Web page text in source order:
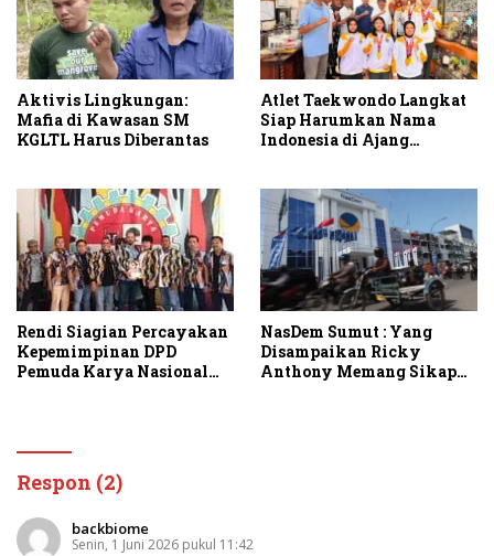
Aktivis Lingkungan:
Mafia di Kawasan SM
KGLTL Harus Diberantas
Atlet Taekwondo Langkat
Siap Harumkan Nama
Indonesia di Ajang
Rendi Siagian Percayakan
Kepemimpinan DPD
Pemuda Karya Nasional
NasDem Sumut : Yang
Disampaikan Ricky
Anthony Memang Sikap
Respon (2)
backbiome
Senin, 1 Juni 2026 pukul 11:42